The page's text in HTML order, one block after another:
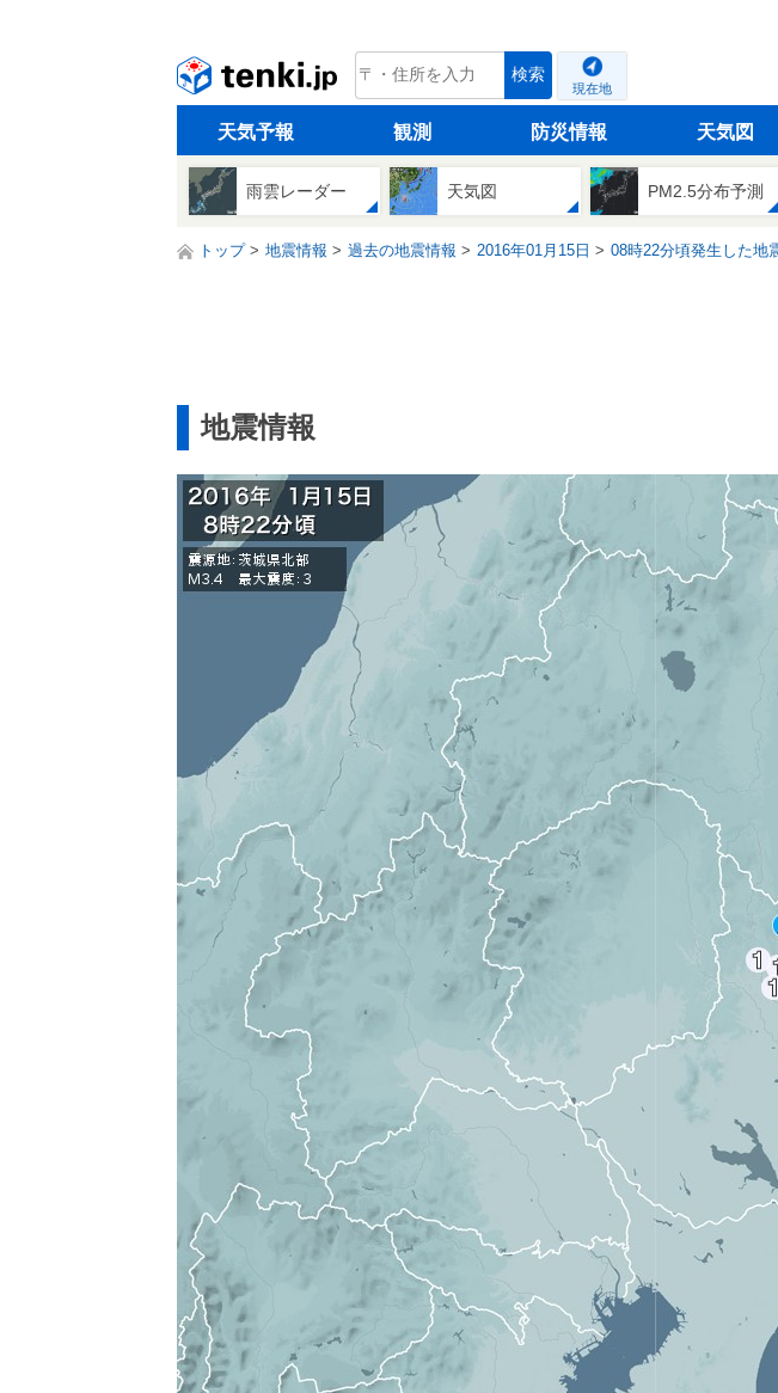
tenki.jp 検索
現在地
天気予報 観測 防災情報 天気図
雨雲レーダー 天気図 PM2.5分布予測
トップ 地震情報 過去の地震情報 2016年01月15日 08時22分頃発生した地
地震情報